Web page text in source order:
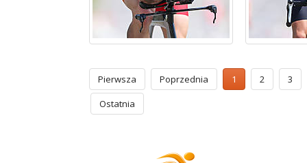
Pierwsza Poprzednia 1 2
3
Ostatnia